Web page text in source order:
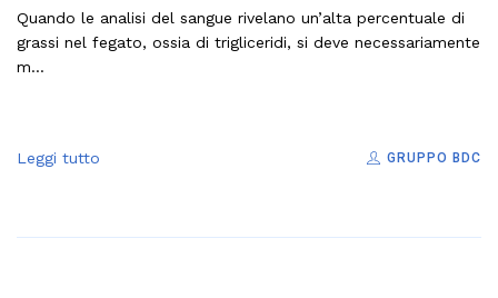
Quando le analisi del sangue rivelano un’alta percentuale di
grassi nel fegato, ossia di trigliceridi, si deve necessariamente
m...
Leggi tutto GRUPPO BDC